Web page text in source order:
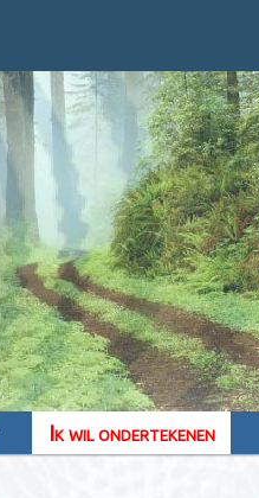
Ik wil ondertekenen